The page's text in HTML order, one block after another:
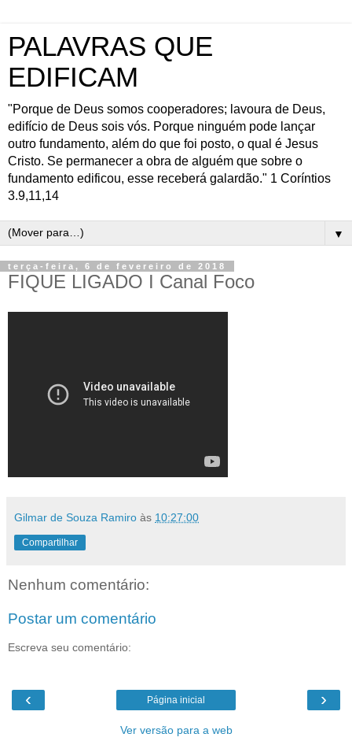
PALAVRAS QUE
EDIFICAM
"Porque de Deus somos cooperadores; lavoura de Deus,
edifício de Deus sois vós. Porque ninguém pode lançar
outro fundamento, além do que foi posto, o qual é Jesus
Cristo. Se permanecer a obra de alguém que sobre o
fundamento edificou, esse receberá galardão." 1 Coríntios
3.9,11,14
▼
terça-feira, 6 de fevereiro de 2018
FIQUE LIGADO I Canal Foco
Gilmar de Souza Ramiro às 10:27:00
Compartilhar
Nenhum comentário:
Postar um comentário
Escreva seu comentário:
‹ ›
Página inicial
Ver versão para a web